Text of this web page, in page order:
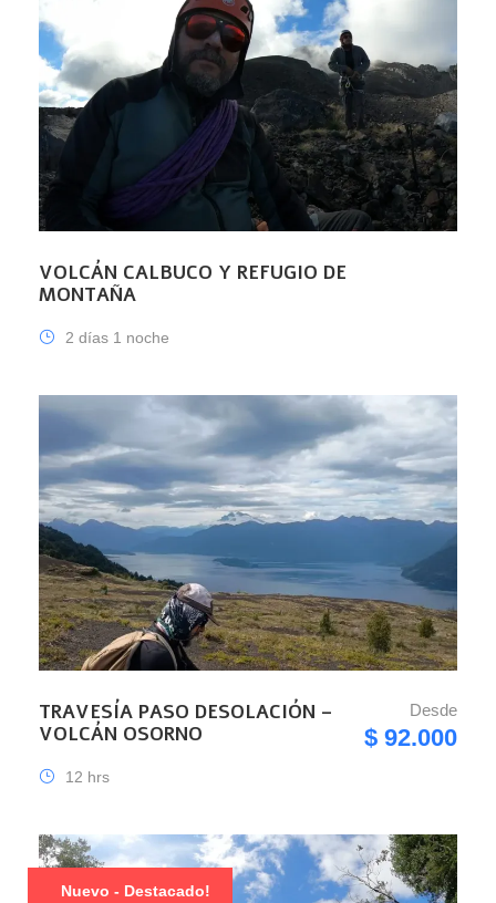
VOLCÁN CALBUCO Y REFUGIO DE
MONTAÑA
2 días 1 noche
TRAVESÍA PASO DESOLACIÓN –
VOLCÁN OSORNO
Desde
$ 92.000
12 hrs
Nuevo - Destacado!